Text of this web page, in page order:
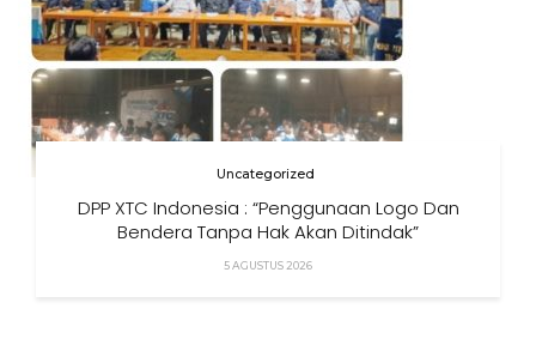
Uncategorized
DPP XTC Indonesia : “Penggunaan Logo Dan
Bendera Tanpa Hak Akan Ditindak”
5 AGUSTUS 2026